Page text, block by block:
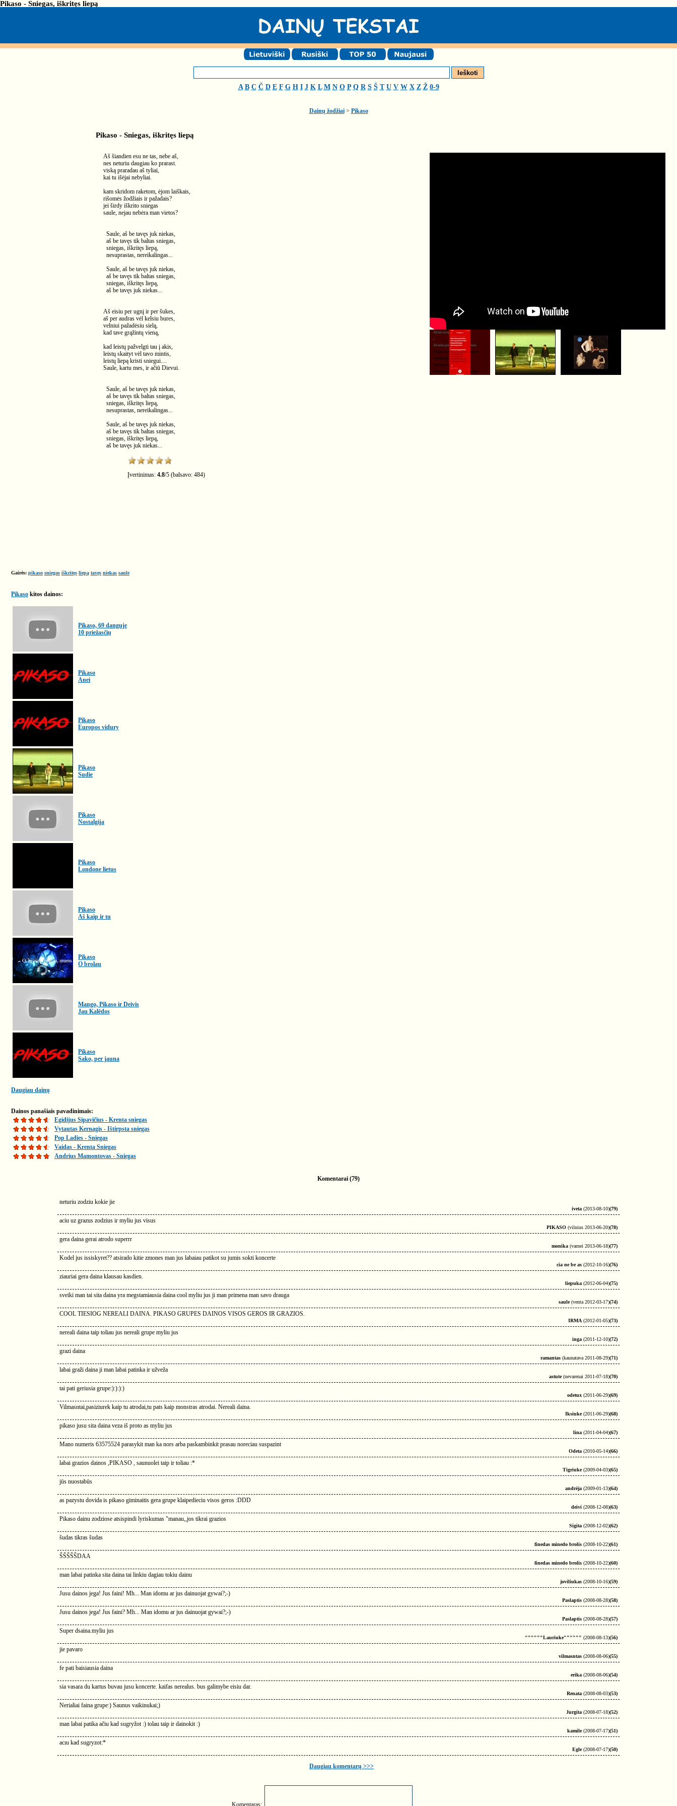
Pikaso - Sniegas, iškritęs liepą
A B C Č D E F G H I J K L M N O P Q R S Š T U V W X Z Ž 0-9
Dainų žodžiai> Pikaso
Pikaso - Sniegas, iškritęs liepą
Aš šiandien esu ne tas, nebe aš,
nes neturiu daugiau ko prarast.
viską praradau aš tyliai,
kai tu išėjai nebyliai.
kam skridom raketom, ėjom laiškais,
rišomės žodžiais ir pažadais?
jei širdy iškrito sniegas
saule, nejau nebėra man vietos?
Saule, aš be tavęs juk niekas,
aš be tavęs tik baltas sniegas,
sniegas, iškritęs liepą,
nesuprastas, nereikalingas...
Saule, aš be tavęs juk niekas,
aš be tavęs tik baltas sniegas,
sniegas, iškritęs liepą,
aš be tavęs juk niekas...
Aš eisiu per ugnį ir per šukes,
aš per audras vėl kelsiu bures,
velniui pažadėsiu sielą,
kad tave grąžintų vieną,
kad leistų pažvelgti tau į akis,
leistų skaityt vėl tavo mintis,
leistų liepą kristi sniegui....
Saule, kartu mes, ir ačiū Dievui.
Saule, aš be tavęs juk niekas,
aš be tavęs tik baltas sniegas,
sniegas, iškritęs liepą,
nesuprastas, nereikalingas...
Saule, aš be tavęs juk niekas,
aš be tavęs tik baltas sniegas,
sniegas, iškritęs liepą,
aš be tavęs juk niekas...
Įvertinimas: 4.8/5 (balsavo: 484)
Gairės: pikaso sniegas iškritęs liepą tavęs niekas saule
Pikaso kitos dainos:
Pikaso, 69 danguje
10 priežasčių
Pikaso
Anei
Pikaso
Europos vidury
Pikaso
Sudie
Pikaso
Nostalgija
Pikaso
Londone lietus
Pikaso
Aš kaip ir tu
Pikaso
O brolau
Mango, Pikaso ir Deivis
Jau Kalėdos
Pikaso
Sako, per jauna
Daugiau dainų
Dainos panašiais pavadinimais:
Egidijus Sipavičius - Krenta sniegas
Vytautas Kernagis - Ištirpsta sniegas
Pop Ladies - Sniegas
Vaidas - Krenta Sniegas
Andrius Mamontovas - Sniegas
Komentarai (79)
neturiu zodziu kokie jie
iveta (2013-08-10)(79)
aciu uz grazus zodzius ir myliu jus visus
PIKASO (vilnius 2013-06-20)(78)
gera daina gerai atrodo superrr
monika (varnei 2013-06-18)(77)
Kodel jus issiskyret?? atsirado kitie zmones man jus labaiau patikot su jumis sokti koncerte
cia ne be as (2012-10-16)(76)
ziauriai gera daina klausau kasdien.
liepuka (2012-06-04)(75)
sveiki man tai sita daina yra megstamiausia daina cool myliu jus ji man primena man savo drauga
saule(venta 2012-03-17)(74)
COOL TIESIOG NEREALI DAINA. PIKASO GRUPES DAINOS VISOS GEROS IR GRAZIOS.
IRMA (2012-01-05)(73)
nereali daina taip toliau jus nereali grupe myliu jus
inga (2011-12-10)(72)
grazi daina
ramantas (kaunatava 2011-08-29)(71)
labai graži daina ji man labai patinka ir užveža
astute(nevarenai 2011-07-18)(70)
tai pati geriusia grupe:):):):)
odetux (2011-06-29)(69)
Vilmasntai,pasiziurek kaip tu atrodai,tu pats kaip monstras atrodai. Nereali daina.
Iksiuke(2011-06-29)(68)
pikaso jusu sita daina veza iš proto as myliu jus
lina (2011-04-04)(67)
Mano numeris 63575524 parasykit man ka nors arba paskambinkit prasau noreciau suspazint
Odeta (2010-05-14)(66)
labai grazios dainos ,PIKASO , saunuolei taip ir toliau :*
Tigriuke(2009-04-03)(65)
jūs nuostabūs
andrėja (2009-01-13)(64)
as pazystu dovida is pikaso giminaitis gera grupe klaipedieciu visos geros :DDD
deivi (2008-12-08)(63)
Pikaso dainu zodziose atsispindi lyriskumas "manau,,jos tikrai grazios
Sigita (2008-12-02)(62)
šudas tikras šudas
finedas minedo brolis (2008-10-22)(61)
ŠŠŠŠŠDAA
finedas minedo brolis (2008-10-22)(60)
man labai patinka sita daina tai linkiu dagiau tokiu dainu
joviliukas (2008-10-16)(59)
Jusu dainos jega! Jus faini! Mh... Man idomu ar jus dainuojat gywai?;-)
Paslaptis (2008-08-28)(58)
Jusu dainos jega! Jus faini? Mh... Man idomu ar jus dainuojat gywai?;-)
Paslaptis (2008-08-28)(57)
Super dsaina.myliu jus
""""""Lauriuke"""""" (2008-08-13)(56)
jie pavaro
vilmasntas (2008-08-06)(55)
fe pati baisiausia daina
erika (2008-08-06)(54)
sia vasara du kartus buvau jusu koncerte. kaifas nerealus. bus galimybe eisiu dar.
Renata (2008-08-03)(53)
Nerialiai faina grupe:) Saunus vaikinukai;)
Jurgita (2008-07-18)(52)
man labai patika ačiu kad sugryžot :) tolau taip ir dainokit :)
kamile(2008-07-17)(51)
acıu kad sugryzot:*
Egle(2008-07-17)(50)
Daugiau komentarų >>>
Komentaras: